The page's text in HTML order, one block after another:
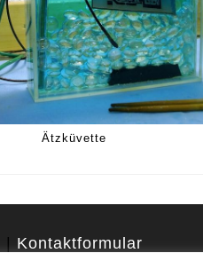
Ätzküvette
Kontaktformular